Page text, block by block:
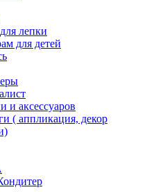
лепки
для детей
и аксессуаров
( аппликация, декор